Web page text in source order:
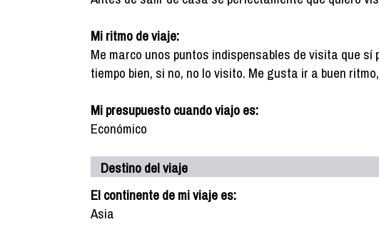
Mi ritmo de viaje:
Me marco unos puntos indispensables de visita que sí
tiempo bien, si no, no lo visito. Me gusta ir a buen
Mi presupuesto cuando viajo es:
Económico
Destino del viaje
El continente de mi viaje es:
Asia